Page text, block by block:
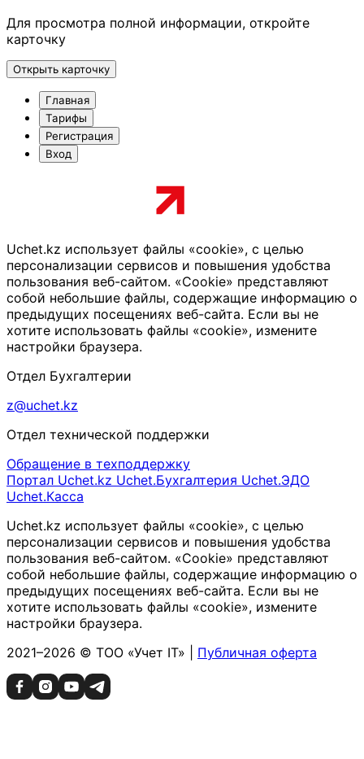
Для просмотра полной информации, откройте
карточку
Открыть карточку
Главная
Тарифы
Регистрация
Вход
Uchet.kz использует файлы «cookie», с целью
персонализации сервисов и повышения удобства
пользования веб-сайтом. «Cookie» представляют
собой небольшие файлы, содержащие информацию о
предыдущих посещениях веб-сайта. Если вы не
хотите использовать файлы «cookie», измените
настройки браузера.
Отдел Бухгалтерии
z@uchet.kz
Отдел технической поддержки
Обращение в техподдержку
Портал Uchet.kz Uchet.Бухгалтерия Uchet.ЭДО
Uchet.Касса
Uchet.kz использует файлы «cookie», с целью
персонализации сервисов и повышения удобства
пользования веб-сайтом. «Cookie» представляют
собой небольшие файлы, содержащие информацию о
предыдущих посещениях веб-сайта. Если вы не
хотите использовать файлы «cookie», измените
настройки браузера.
2021–2026 © ТОО «Учет IT» | Публичная оферта